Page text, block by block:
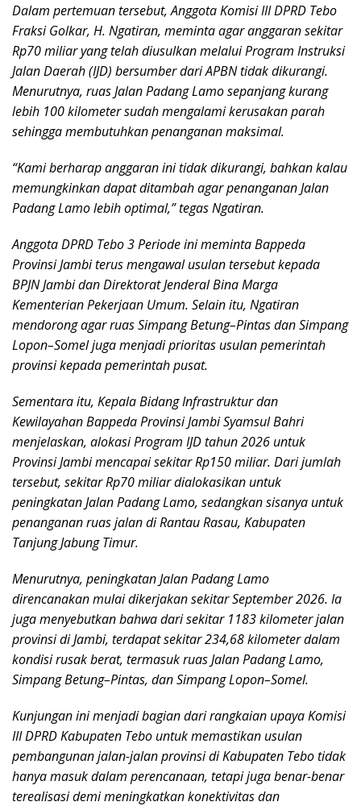
Dalam pertemuan tersebut, Anggota Komisi III DPRD Tebo
Fraksi Golkar, H. Ngatiran, meminta agar anggaran sekitar
Rp70 miliar yang telah diusulkan melalui Program Instruksi
Jalan Daerah (IJD) bersumber dari APBN tidak dikurangi.
Menurutnya, ruas Jalan Padang Lamo sepanjang kurang
lebih 100 kilometer sudah mengalami kerusakan parah
sehingga membutuhkan penanganan maksimal.
“Kami berharap anggaran ini tidak dikurangi, bahkan kalau
memungkinkan dapat ditambah agar penanganan Jalan
Padang Lamo lebih optimal,” tegas Ngatiran.
Anggota DPRD Tebo 3 Periode ini meminta Bappeda
Provinsi Jambi terus mengawal usulan tersebut kepada
BPJN Jambi dan Direktorat Jenderal Bina Marga
Kementerian Pekerjaan Umum. Selain itu, Ngatiran
mendorong agar ruas Simpang Betung–Pintas dan Simpang
Lopon–Somel juga menjadi prioritas usulan pemerintah
provinsi kepada pemerintah pusat.
Sementara itu, Kepala Bidang Infrastruktur dan
Kewilayahan Bappeda Provinsi Jambi Syamsul Bahri
menjelaskan, alokasi Program IJD tahun 2026 untuk
Provinsi Jambi mencapai sekitar Rp150 miliar. Dari jumlah
tersebut, sekitar Rp70 miliar dialokasikan untuk
peningkatan Jalan Padang Lamo, sedangkan sisanya untuk
penanganan ruas jalan di Rantau Rasau, Kabupaten
Tanjung Jabung Timur.
Menurutnya, peningkatan Jalan Padang Lamo
direncanakan mulai dikerjakan sekitar September 2026. Ia
juga menyebutkan bahwa dari sekitar 1183 kilometer jalan
provinsi di Jambi, terdapat sekitar 234,68 kilometer dalam
kondisi rusak berat, termasuk ruas Jalan Padang Lamo,
Simpang Betung–Pintas, dan Simpang Lopon–Somel.
Kunjungan ini menjadi bagian dari rangkaian upaya Komisi
III DPRD Kabupaten Tebo untuk memastikan usulan
pembangunan jalan-jalan provinsi di Kabupaten Tebo tidak
hanya masuk dalam perencanaan, tetapi juga benar-benar
terealisasi demi meningkatkan konektivitas dan